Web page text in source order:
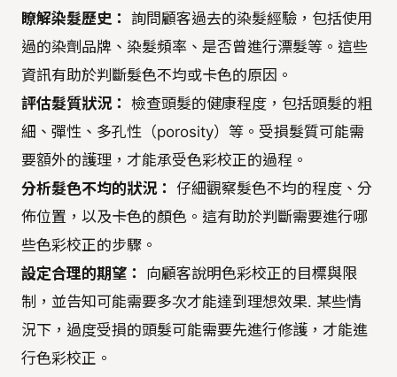
瞭解染髮歷史： 詢問顧客過去的染髮經驗，包括使用
過的染劑品牌、染髮頻率、是否曾進行漂髮等。這些
資訊有助於判斷髮色不均或卡色的原因。
評估髮質狀況： 檢查頭髮的健康程度，包括頭髮的粗
細、彈性、多孔性（porosity）等。受損髮質可能需
要額外的護理，才能承受色彩校正的過程。
分析髮色不均的狀況： 仔細觀察髮色不均的程度、分
佈位置，以及卡色的顏色。這有助於判斷需要進行哪
些色彩校正的步驟。
設定合理的期望：
向顧客說明色彩校正的目標與限
制，並告知可能需要多次才能達到理想效果. 某些情
況下，過度受損的頭髮可能需要先進行修護，才能進
行色彩校正。